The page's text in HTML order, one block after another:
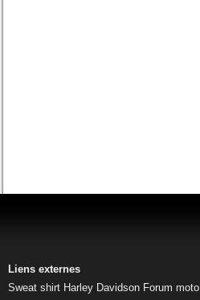
Liens externes
Sweat shirt Harley Davidson Forum moto